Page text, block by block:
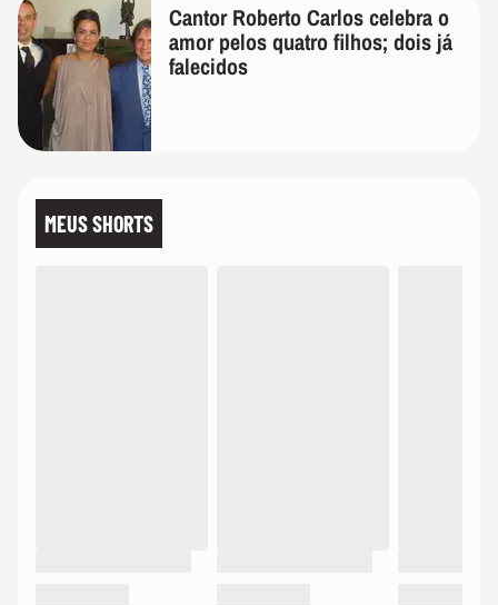
Cantor Roberto Carlos celebra o
amor pelos quatro filhos; dois já
falecidos
MEUS SHORTS